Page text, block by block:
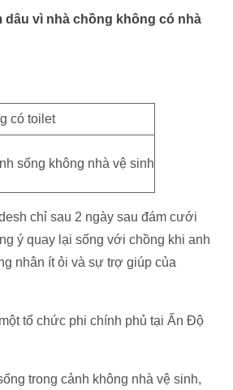
dâu vì nhà chồng không có nhà
sống không nhà vệ sinh
chỉ sau 2 ngày sau đám cưới
ý quay lại sống với chồng khi anh
nhân ít ỏi và sự trợ giúp của
tổ chức phi chính phủ tại Ấn Độ
trong cảnh không nhà vệ sinh,